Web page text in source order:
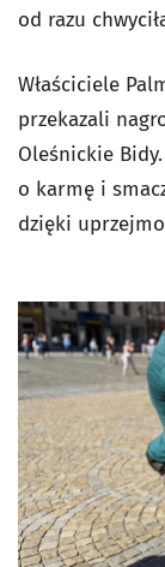
od razu
Właściciele
przekazali
Oleśnickie
o karmę i
dzięki